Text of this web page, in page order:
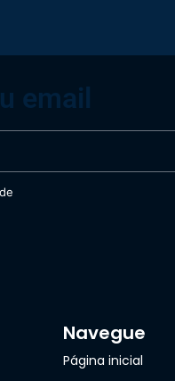
email
Navegue
Página inicial